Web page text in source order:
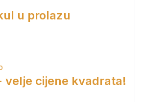
u prolazu
velje cijene kvadrata!